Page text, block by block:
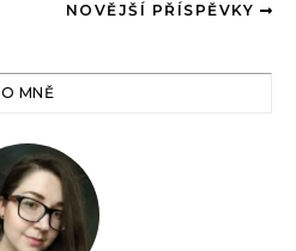
NOVĚJŠÍ PŘÍSPĚVKY
O MNĚ